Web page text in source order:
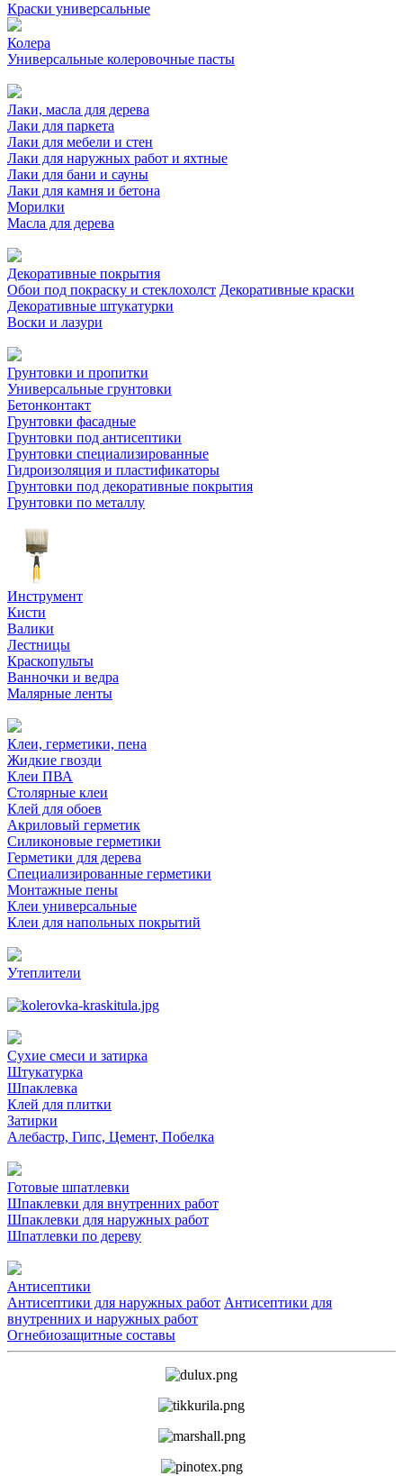
Краски универсальные
Колера
Универсальные колеровочные пасты
Лаки, масла для дерева
Лаки для паркета
Лаки для мебели и стен
Лаки для наружных работ и яхтные
Лаки для бани и сауны
Лаки для камня и бетона
Морилки
Масла для дерева
Декоративные покрытия
Обои под покраску и стеклохолст Декоративные краски
Декоративные штукатурки
Воски и лазури
Грунтовки и пропитки
Универсальные грунтовки
Бетонконтакт
Грунтовки фасадные
Грунтовки под антисептики
Грунтовки специализированные
Гидроизоляция и пластификаторы
Грунтовки под декоративные покрытия
Грунтовки по металлу
Инструмент
Кисти
Валики
Лестницы
Краскопульты
Ванночки и ведра
Малярные ленты
Клеи, герметики, пена
Жидкие гвозди
Клеи ПВА
Столярные клеи
Клей для обоев
Акриловый герметик
Силиконовые герметики
Герметики для дерева
Специализированные герметики
Монтажные пены
Клеи универсальные
Клеи для напольных покрытий
Утеплители
Сухие смеси и затирка
Штукатурка
Шпаклевка
Клей для плитки
Затирки
Алебастр, Гипс, Цемент, Побелка
Готовые шпатлевки
Шпаклевки для внутренних работ
Шпаклевки для наружных работ
Шпатлевки по дереву
Антисептики
Антисептики для наружных работ Антисептики для
внутренних и наружных работ
Огнебиозащитные составы